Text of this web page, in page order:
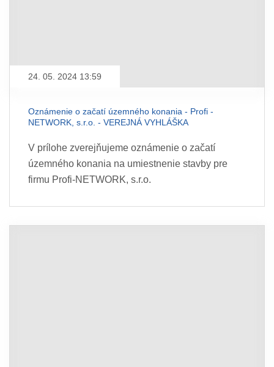
24. 05. 2024 13:59
Oznámenie o začatí územného konania - Profi -
NETWORK, s.r.o. - VEREJNÁ VYHLÁŠKA
V prílohe zverejňujeme oznámenie o začatí
územného konania na umiestnenie stavby pre
firmu Profi-NETWORK, s.r.o.